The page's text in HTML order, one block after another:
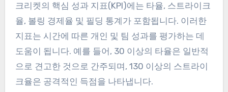
크리켓의 핵심 성과 지표(KPI)에는 타율, 스트라이크
율, 볼링 경제율 및 필딩 통계가 포함됩니다. 이러한
지표는 시간에 따른 개인 및 팀 성과를 평가하는 데
도움이 됩니다. 예를 들어, 30 이상의 타율은 일반적
으로 견고한 것으로 간주되며, 130 이상의 스트라이
크율은 공격적인 득점을 나타냅니다.